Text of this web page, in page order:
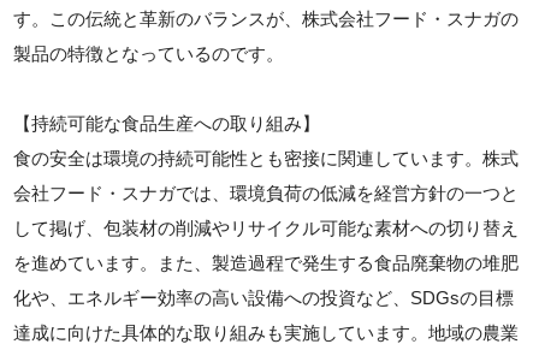
す。この伝統と革新のバランスが、株式会社フード・スナガの
製品の特徴となっているのです。
【持続可能な食品生産への取り組み】
食の安全は環境の持続可能性とも密接に関連しています。株式
会社フード・スナガでは、環境負荷の低減を経営方針の一つと
して掲げ、包装材の削減やリサイクル可能な素材への切り替え
を進めています。また、製造過程で発生する食品廃棄物の堆肥
化や、エネルギー効率の高い設備への投資など、SDGsの目標
達成に向けた具体的な取り組みも実施しています。地域の農業